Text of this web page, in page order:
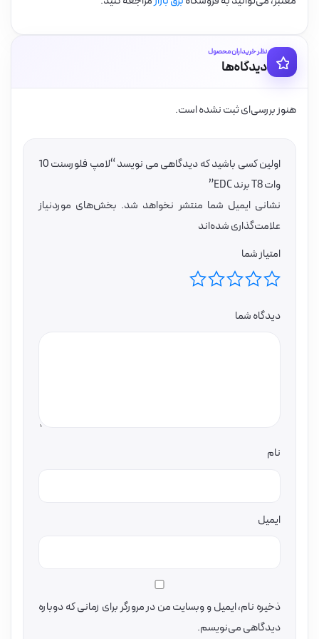
نظر خریداران محصول
دیدگاه‌ها
هنوز بررسی‌ای ثبت نشده است.
اولین کسی باشید که دیدگاهی می نویسد “لامپ فلورسنت 10
وات T8 برند EDC”
نشانی ایمیل شما منتشر نخواهد شد. بخش‌های موردنیاز
علامت‌گذاری شده‌اند
امتیاز شما
دیدگاه شما
نام
ایمیل
ذخیره نام، ایمیل و وبسایت من در مرورگر برای زمانی که دوباره
دیدگاهی می‌نویسم.